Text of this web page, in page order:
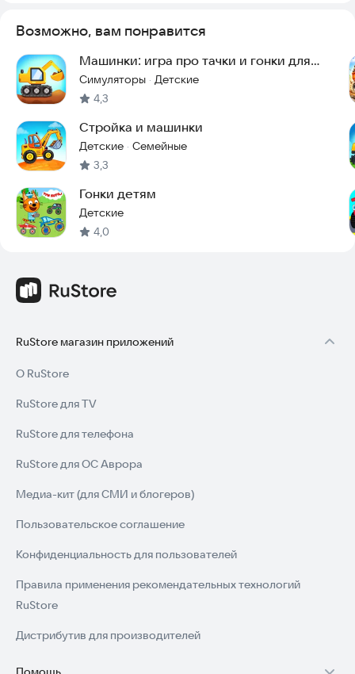
Возможно, вам понравится
Машинки: игра про тачки и гонки для
малышей 3+ лет
Симуляторы · Детские
4,3
Стройка и машинки
Детские · Семейные
3,3
Гонки детям
Детские
4,0
RuStore магазин приложений
О RuStore
RuStore для TV
RuStore для телефона
RuStore для ОС Аврора
Медиа-кит (для СМИ и блогеров)
Пользовательское соглашение
Конфиденциальность для пользователей
Правила применения рекомендательных технологий
RuStore
Дистрибутив для производителей